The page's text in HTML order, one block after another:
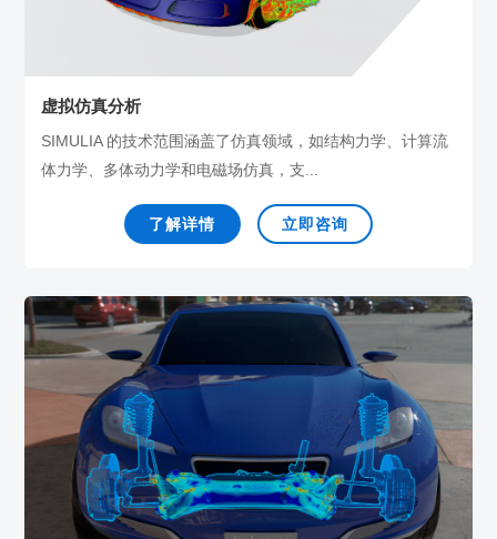
虚拟仿真分析
SIMULIA 的技术范围涵盖了仿真领域，如结构力学、计算流
体力学、多体动力学和电磁场仿真，支...
了解详情 立即咨询